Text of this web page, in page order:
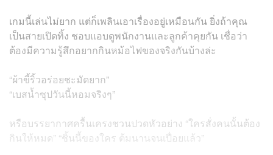
เกมนี้เล่นไม่ยาก แต่ก็เพลินเอาเรื่องอยู่เหมือนกัน ยิ่งถ้าคุณ
เป็นสายเปิดทิ้ง ชอบแอบดูพนักงานและลูกค้าคุยกัน เชื่อว่า
ต้องมีความรู้สึกอยากกินหม้อไฟของจริงกันบ้างล่ะ
“ผ้าขี้ริ้วอร่อยชะมัดยาก”
“เบสน้ำซุปวันนี้หอมจริงๆ”
หรือบรรยากาศครื้นเครงชวนปวดหัวอย่าง “ใครสั่งคนนั้นต้อง
กินให้หมด” “ชิ้นนี้ของใคร ต้มนานจนเปื่อยแล้ว”